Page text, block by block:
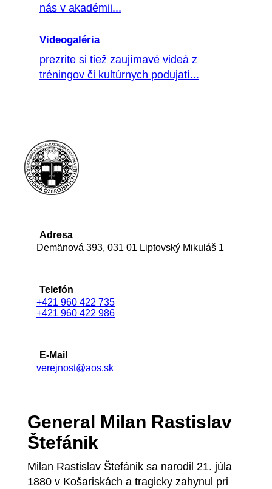
nás v akadémii...
Videogaléria
prezrite si tiež zaujímavé videá z
tréningov či kultúrnych podujatí...
Adresa
Demänová 393, 031 01 Liptovský Mikuláš 1
Telefón
+421 960 422 735
+421 960 422 986
E-Mail
verejnost@aos.sk
General Milan Rastislav
Štefánik
Milan Rastislav Štefánik sa narodil 21. júla
1880 v Košariskách a tragicky zahynul pri